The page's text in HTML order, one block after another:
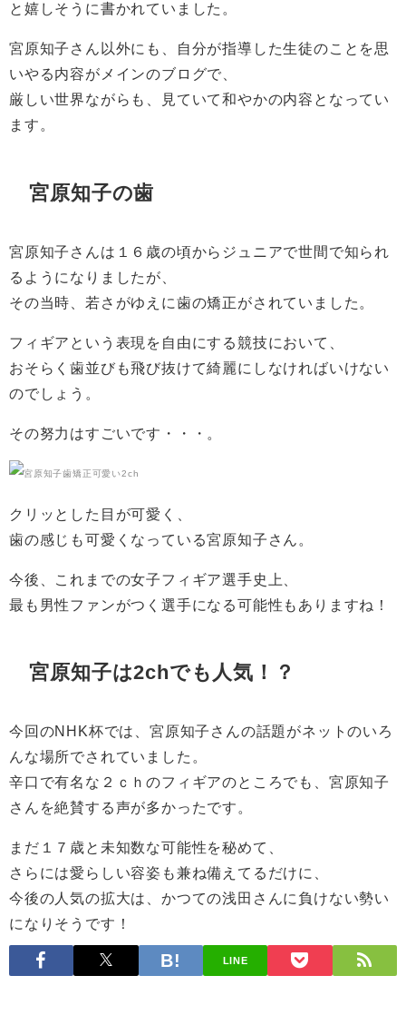
と嬉しそうに書かれていました。
宮原知子さん以外にも、自分が指導した生徒のことを思
いやる内容がメインのブログで、
厳しい世界ながらも、見ていて和やかの内容となってい
ます。
宮原知子の歯
宮原知子さんは１６歳の頃からジュニアで世間で知られ
るようになりましたが、
その当時、若さがゆえに歯の矯正がされていました。
フィギアという表現を自由にする競技において、
おそらく歯並びも飛び抜けて綺麗にしなければいけない
のでしょう。
その努力はすごいです・・・。
クリッとした目が可愛く、
歯の感じも可愛くなっている宮原知子さん。
今後、これまでの女子フィギア選手史上、
最も男性ファンがつく選手になる可能性もありますね！
宮原知子は2chでも人気！？
今回のNHK杯では、宮原知子さんの話題がネットのいろ
んな場所でされていました。
辛口で有名な２ｃｈのフィギアのところでも、宮原知子
さんを絶賛する声が多かったです。
まだ１７歳と未知数な可能性を秘めて、
さらには愛らしい容姿も兼ね備えてるだけに、
今後の人気の拡大は、かつての浅田さんに負けない勢い
になりそうです！
LINE